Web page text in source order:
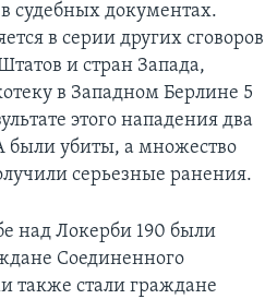
судебных документах.
в серии других сговоров
и стран Запада,
в Западном Берлине 5
этого нападения два
убиты, а множество
серьезные ранения.
над Локерби 190 были
Соединенного
также стали граждане